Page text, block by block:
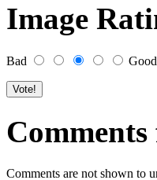
Image
Bad Good
Comments are not shown to